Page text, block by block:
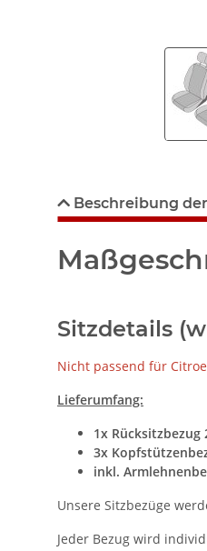
Beschreibung
Sitzdetails
Nicht passend für
Lieferumfang:
1x Rücksitzbezug
3x
inkl.
Unsere Sitzbezüge
Jeder Bezug wird